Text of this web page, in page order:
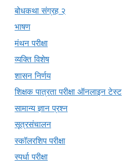
बोधकथा संग्रह २
भाषण
मंथन परीक्षा
व्यक्ति विशेष
शासन निर्णय
शिक्षक पात्रता परीक्षा ऑनलाइन टेस्ट
सामान्य ज्ञान प्रश्न
सूत्रसंचालन
स्कॉलरशिप परीक्षा
स्पर्धा परीक्षा